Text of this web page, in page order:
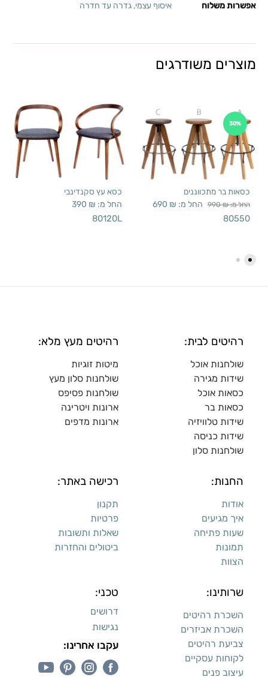
אפשרות משלוח איסוף עצמי, גדרה עד חדרה
מוצרים משודרגים
30%
כסאות בר מתכווננים
החל מ: 990₪ החל מ: 690 ₪
80550
כסא עץ סקנדינבי
החל מ: 390 ₪
80120L
רהיטים לבית:
שולחנות אוכל
שידות מגירה
כסאות אוכל
כסאות בר
שידות טלוויזיה
שידות כניסה
שולחנות סלון
רהיטים מעץ מלא:
מיטות זוגיות
שולחנות סלון מעץ
שולחנות פסיפס
ארונות ויטרינה
ארונות מדפים
החנות:
אודות
איך מגיעים
שעות פתיחה
תמונות
הצוות
רכישה באתר:
תקנון
פרטיות
שאלות ותשובות
ביטולים והחזרות
שרותינו:
השכרת רהיטים
השכרת אביזרים
צביעת רהיטים
לקוחות עסקיים
עיצוב פנים
טכני:
דרושים
נגישות
עקבו אחרינו: